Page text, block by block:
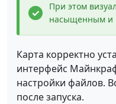
При этом
насыщенным и
Карта корректно
интерфейс
настройки файлов.
после запуска.